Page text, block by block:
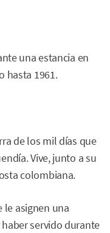
una estancia en
hasta 1961.
de los mil días que
Vive, junto a su
colombiana.
le asignen una
servido durante